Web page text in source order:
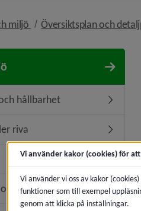
miljö nivå i
Översiktsplan och
hållbarhet
riva
luftkvalitet
Vi använder kakor (cookies) för
Vi använder vi oss av kakor
funktioner som till exempel
genom att klicka på inställningar.